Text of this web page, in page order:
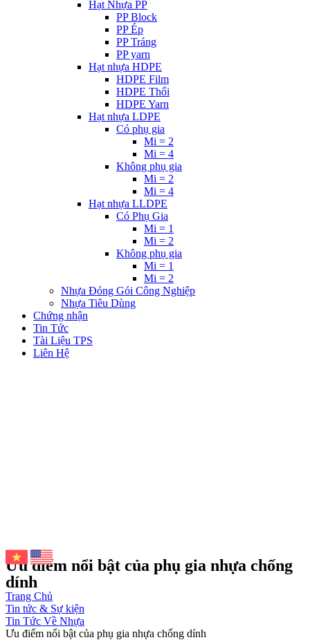
Hạt Nhựa PP
PP Block
PP Ép
PP Tráng
PP yarn
Hạt nhựa HDPE
HDPE Film
HDPE Thổi
HDPE Yarn
Hạt nhựa LDPE
Có phụ gia
Mi = 2
Mi = 4
Không phụ gia
Mi = 2
Mi = 4
Hạt nhựa LLDPE
Có Phụ Gia
Mi = 1
Mi = 2
Không phụ gia
Mi = 1
Mi = 2
Nhựa Đóng Gói Công Nghiệp
Nhựa Tiêu Dùng
Chứng nhận
Tin Tức
Tài Liệu TPS
Liên Hệ
Ưu điểm nổi bật của phụ gia nhựa chống
dính
Trang Chủ
Tin tức & Sự kiện
Tin Tức Về Nhựa
Ưu điểm nổi bật của phụ gia nhựa chống dính